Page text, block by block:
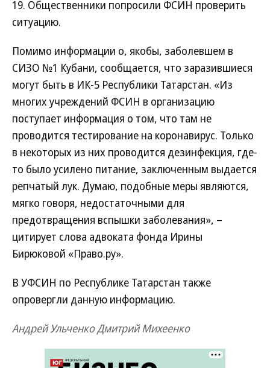
19. Общественники попросили ФСИН проверить
ситуацию.
Помимо информации о, якобы, заболевшем в
СИЗО №1 Кубани, сообщается, что заразившиеся
могут быть в ИК-5 Республики Татарстан. «Из
многих учреждений ФСИН в организацию
поступает информация о том, что там не
проводится тестирование на коронавирус. Только
в некоторых из них проводится дезинфекция, где-
то было усилено питание, заключенным выдается
репчатый лук. Думаю, подобные меры являются,
мягко говоря, недостаточными для
предотвращения вспышки заболевания», –
цитирует слова адвоката фонда Ирины
Бирюковой «Право.ру».
В УФСИН по Республике Татарстан также
опровергли данную информацию.
Андрей УльченкоДмитрий Михеенко